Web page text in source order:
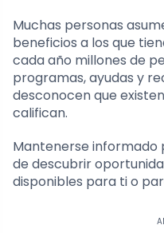
Muchas personas
beneficios a los que
cada año millones de
programas, ayudas y
desconocen que
califican.
Mantenerse informado
de descubrir
disponibles para ti o